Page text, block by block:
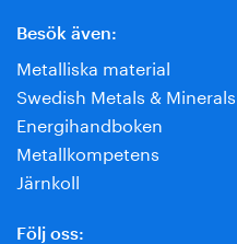
Besök även:
Metalliska material
Swedish Metals & Minerals
Energihandboken
Metallkompetens
Järnkoll
Följ oss: